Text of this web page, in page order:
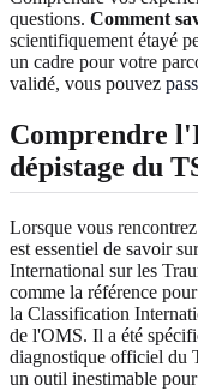
questions. Comment
scientifiquement étayé
un cadre pour votre
validé, vous pouvez
Comprendre
dépistage du
Lorsque vous
est essentiel de savoir
International sur les
comme la référence
la Classification
de l'OMS. Il a été
diagnostique officiel du
un outil inestimable